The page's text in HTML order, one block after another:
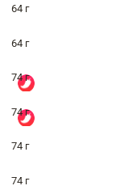
64 г
64 г
74 г
74 г
74 г
74 г